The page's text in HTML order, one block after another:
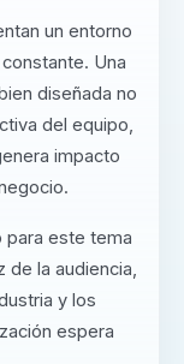
un entorno
Una
diseñada no
del equipo,
impacto
para este tema
de la audiencia,
y los
espera